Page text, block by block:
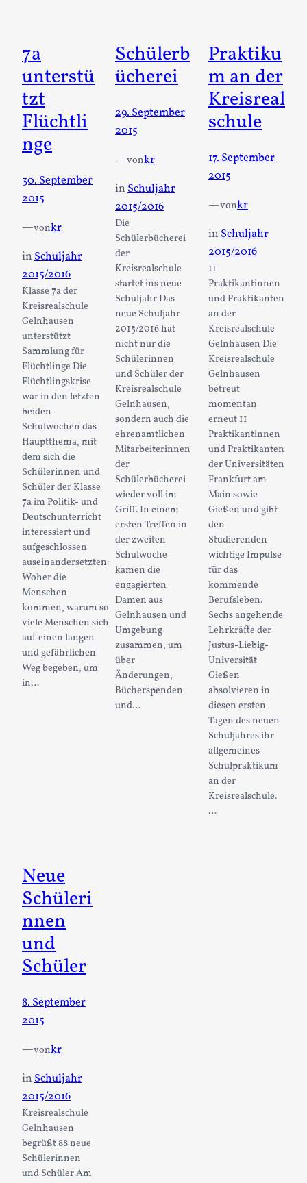
7a
unterstü
tzt
Flüchtli
nge
30. September
2015
—vonkr
inSchuljahr
2015/2016
Klasse 7a der
Kreisrealschule
Gelnhausen
unterstützt
Sammlung für
Flüchtlinge Die
Flüchtlingskrise
war in den letzten
beiden
Schulwochen das
Hauptthema, mit
dem sich die
Schülerinnen und
Schüler der Klasse
7a im Politik- und
Deutschunterricht
interessiert und
aufgeschlossen
auseinandersetzten:
Woher die
Menschen
kommen, warum so
viele Menschen sich
auf einen langen
und gefährlichen
Weg begeben, um
in…
Schülerb
ücherei
29. September
2015
—vonkr
inSchuljahr
2015/2016
Die
Schülerbücherei
der
Kreisrealschule
startet ins neue
Schuljahr Das
neue Schuljahr
2015/2016 hat
nicht nur die
Schülerinnen
und Schüler der
Kreisrealschule
Gelnhausen,
sondern auch die
ehrenamtlichen
Mitarbeiterinnen
der
Schülerbücherei
wieder voll im
Griff. In einem
ersten Treffen in
der zweiten
Schulwoche
kamen die
engagierten
Damen aus
Gelnhausen und
Umgebung
zusammen, um
über
Änderungen,
Bücherspenden
und…
Praktiku
m an der
Kreisreal
schule
17. September
2015
—vonkr
inSchuljahr
2015/2016
11
Praktikantinnen
und Praktikanten
an der
Kreisrealschule
Gelnhausen Die
Kreisrealschule
Gelnhausen
betreut
momentan
erneut 11
Praktikantinnen
und Praktikanten
der Universitäten
Frankfurt am
Main sowie
Gießen und gibt
den
Studierenden
wichtige Impulse
für das
kommende
Berufsleben.
Sechs angehende
Lehrkräfte der
Justus-Liebig-
Universität
Gießen
absolvieren in
diesen ersten
Tagen des neuen
Schuljahres ihr
allgemeines
Schulpraktikum
an der
Kreisrealschule.
…
Neue
Schüleri
nnen
und
Schüler
8. September
2015
—vonkr
inSchuljahr
2015/2016
Kreisrealschule
Gelnhausen
begrüßt 88 neue
Schülerinnen
und Schüler Am